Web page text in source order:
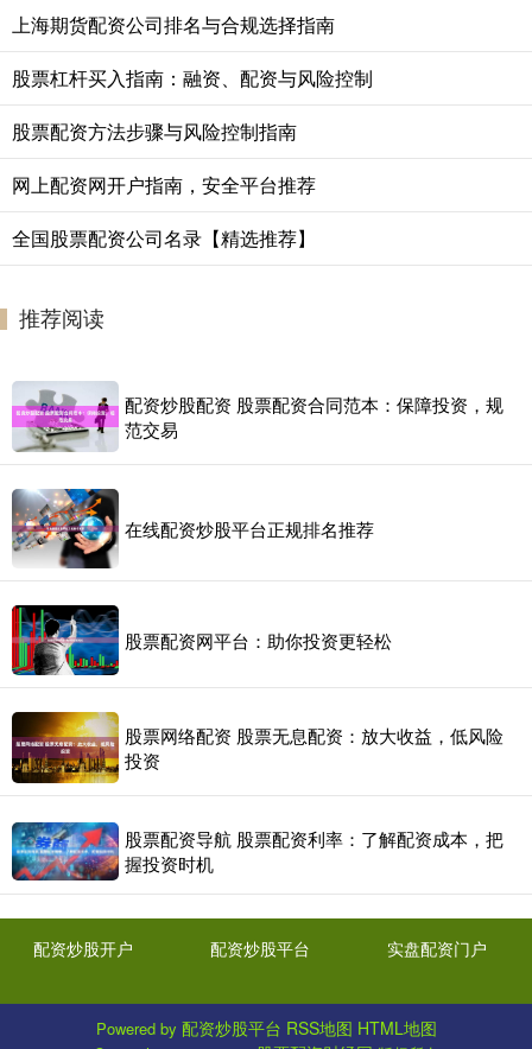
上海期货配资公司排名与合规选择指南
股票杠杆买入指南：融资、配资与风险控制
股票配资方法步骤与风险控制指南
网上配资网开户指南，安全平台推荐
全国股票配资公司名录【精选推荐】
推荐阅读
配资炒股配资 股票配资合同范本：保障投资，规
范交易
在线配资炒股平台正规排名推荐
股票配资网平台：助你投资更轻松
股票网络配资 股票无息配资：放大收益，低风险
投资
股票配资导航 股票配资利率：了解配资成本，把
握投资时机
配资炒股开户 配资炒股平台 实盘配资门户
Powered by 配资炒股平台 RSS地图 HTML地图